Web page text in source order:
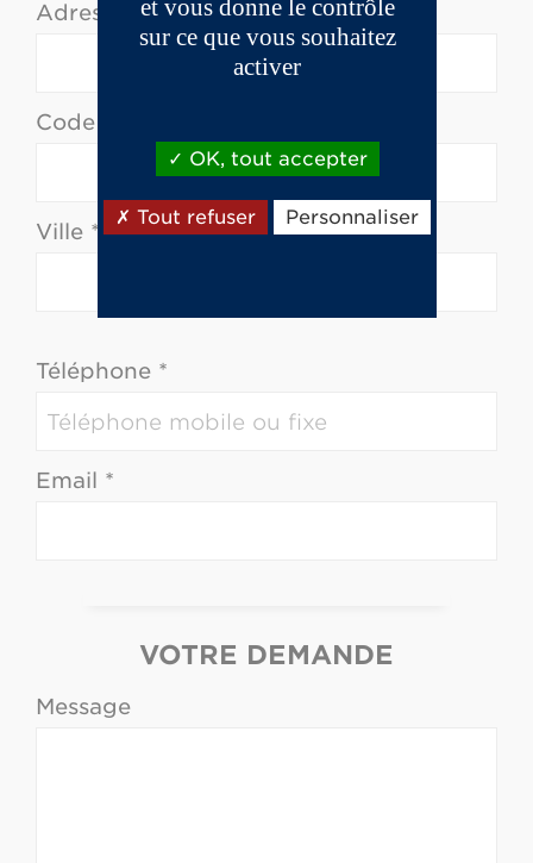
Adresse *
Code postal *
Ville *
Téléphone *
Email *
VOTRE DEMANDE
Message
et vous donne le contrôle
sur ce que vous souhaitez
activer
OK, tout accepter
Tout refuser Personnaliser